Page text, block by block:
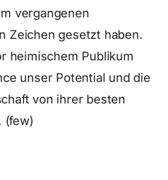
vergangenen
Zeichen gesetzt haben.
heimischem Publikum
unser Potential und die
von ihrer besten
(few)